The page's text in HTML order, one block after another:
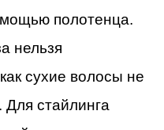
полотенца.
нельзя
сухие волосы не
Для стайлинга